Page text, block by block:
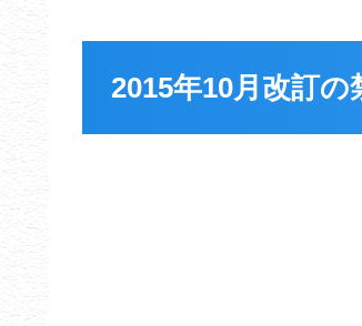
2015年10月改訂